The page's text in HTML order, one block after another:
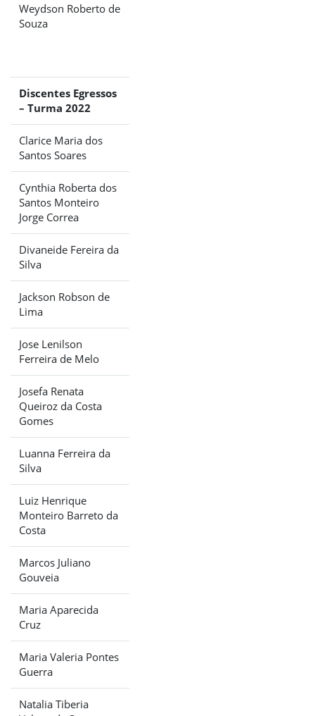
Weydson Roberto de
Souza
Discentes Egressos
– Turma 2022
Clarice Maria dos
Santos Soares
Cynthia Roberta dos
Santos Monteiro
Jorge Correa
Divaneide Fereira da
Silva
Jackson Robson de
Lima
Jose Lenilson
Ferreira de Melo
Josefa Renata
Queiroz da Costa
Gomes
Luanna Ferreira da
Silva
Luiz Henrique
Monteiro Barreto da
Costa
Marcos Juliano
Gouveia
Maria Aparecida
Cruz
Maria Valeria Pontes
Guerra
Natalia Tiberia